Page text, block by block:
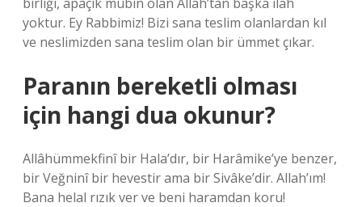
yoktur. Ey Rabbimiz! Bizi sana teslim olanlardan kıl
ve neslimizden sana teslim olan bir ümmet çıkar.
Paranın bereketli olması
için hangi dua okunur?
Allâhümmekfinî bir Hala’dır, bir Harâmike’ye benzer,
bir Veğninî bir hevestir ama bir Sivâke’dir. Allah’ım!
Bana helal rızık ver ve beni haramdan koru!